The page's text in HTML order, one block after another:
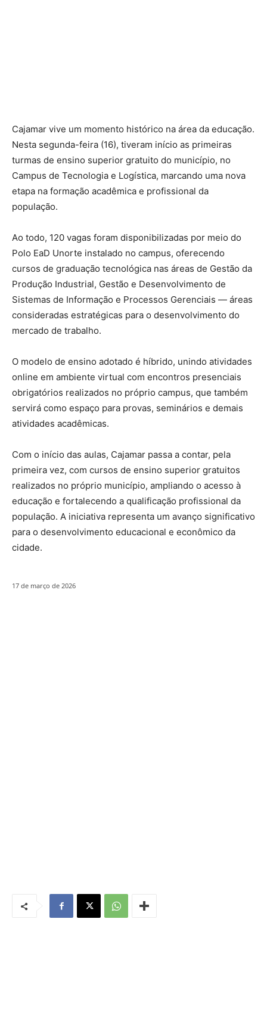
Cajamar vive um momento histórico na área da educação.
Nesta segunda-feira (16), tiveram início as primeiras
turmas de ensino superior gratuito do município, no
Campus de Tecnologia e Logística, marcando uma nova
etapa na formação acadêmica e profissional da
população.
Ao todo, 120 vagas foram disponibilizadas por meio do
Polo EaD Unorte instalado no campus, oferecendo
cursos de graduação tecnológica nas áreas de Gestão da
Produção Industrial, Gestão e Desenvolvimento de
Sistemas de Informação e Processos Gerenciais — áreas
consideradas estratégicas para o desenvolvimento do
mercado de trabalho.
O modelo de ensino adotado é híbrido, unindo atividades
online em ambiente virtual com encontros presenciais
obrigatórios realizados no próprio campus, que também
servirá como espaço para provas, seminários e demais
atividades acadêmicas.
Com o início das aulas, Cajamar passa a contar, pela
primeira vez, com cursos de ensino superior gratuitos
realizados no próprio município, ampliando o acesso à
educação e fortalecendo a qualificação profissional da
população. A iniciativa representa um avanço significativo
para o desenvolvimento educacional e econômico da
cidade.
17 de março de 2026